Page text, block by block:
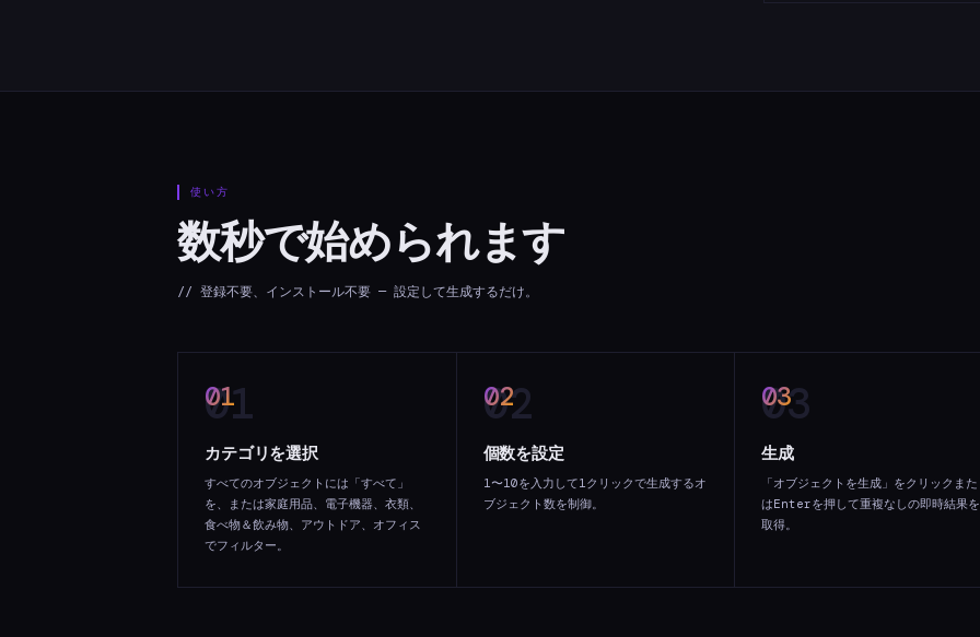
使い方
数秒で始められます
// 登録不要、インストール不要 — 設定して生成するだけ。
01
カテゴリを選択
すべてのオブジェクトには「すべて」
を、または家庭用品、電子機器、衣類、
食べ物＆飲み物、アウトドア、オフィス
でフィルター。
02
個数を設定
1〜10を入力して1クリックで生成するオ
ブジェクト数を制御。
03
生成
「オブジェクトを生成」をクリックまた
はEnterを押して重複なしの即時結果を
取得。